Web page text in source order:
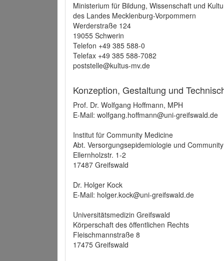
Ministerium für Bildung, Wissenschaft und
des Landes Mecklenburg-Vorpommern
Werderstraße 124
19055 Schwerin
Telefon +49 385 588-0
Telefax +49 385 588-7082
poststelle@kultus-mv.de
Konzeption, Gestaltung und
Prof. Dr. Wolfgang Hoffmann, MPH
E-Mail: wolfgang.hoffmann@uni-greifswald.de
Institut für Community Medicine
Abt. Versorgungsepidemiologie und
Ellernholzstr. 1-2
17487 Greifswald
Dr. Holger Kock
E-Mail: holger.kock@uni-greifswald.de
Universitätsmedizin Greifswald
Körperschaft des öffentlichen Rechts
Fleischmannstraße 8
17475 Greifswald